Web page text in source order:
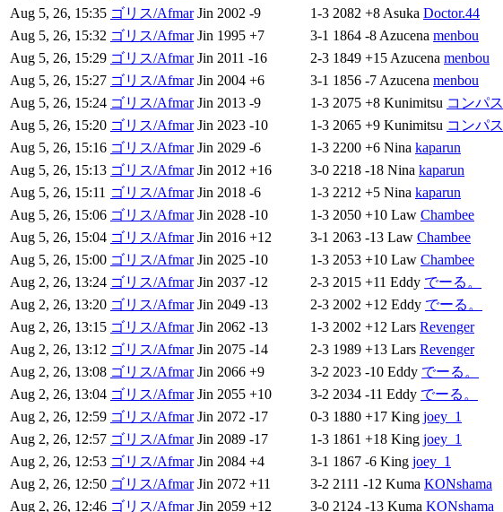
Aug 5, 26, 15:35 ゴリス/Afmar Jin 2002 -9 1-3 2082 +8 Asuka Doctor.44
Aug 5, 26, 15:32 ゴリス/Afmar Jin 1995 +7 3-1 1864 -8 Azucena menbou
Aug 5, 26, 15:29 ゴリス/Afmar Jin 2011 -16 2-3 1849 +15 Azucena menbou
Aug 5, 26, 15:27 ゴリス/Afmar Jin 2004 +6 3-1 1856 -7 Azucena menbou
Aug 5, 26, 15:24 ゴリス/Afmar Jin 2013 -9 1-3 2075 +8 Kunimitsu コンパス
Aug 5, 26, 15:20 ゴリス/Afmar Jin 2023 -10 1-3 2065 +9 Kunimitsu コンパス
Aug 5, 26, 15:16 ゴリス/Afmar Jin 2029 -6 1-3 2200 +6 Nina kaparun
Aug 5, 26, 15:13 ゴリス/Afmar Jin 2012 +16 3-0 2218 -18 Nina kaparun
Aug 5, 26, 15:11 ゴリス/Afmar Jin 2018 -6 1-3 2212 +5 Nina kaparun
Aug 5, 26, 15:06 ゴリス/Afmar Jin 2028 -10 1-3 2050 +10 Law Chambee
Aug 5, 26, 15:04 ゴリス/Afmar Jin 2016 +12 3-1 2063 -13 Law Chambee
Aug 5, 26, 15:00 ゴリス/Afmar Jin 2025 -10 1-3 2053 +10 Law Chambee
Aug 2, 26, 13:24 ゴリス/Afmar Jin 2037 -12 2-3 2015 +11 Eddy でーる。
Aug 2, 26, 13:20 ゴリス/Afmar Jin 2049 -13 2-3 2002 +12 Eddy でーる。
Aug 2, 26, 13:15 ゴリス/Afmar Jin 2062 -13 1-3 2002 +12 Lars Revenger
Aug 2, 26, 13:12 ゴリス/Afmar Jin 2075 -14 2-3 1989 +13 Lars Revenger
Aug 2, 26, 13:08 ゴリス/Afmar Jin 2066 +9 3-2 2023 -10 Eddy でーる。
Aug 2, 26, 13:04 ゴリス/Afmar Jin 2055 +10 3-2 2034 -11 Eddy でーる。
Aug 2, 26, 12:59 ゴリス/Afmar Jin 2072 -17 0-3 1880 +17 King joey_1
Aug 2, 26, 12:57 ゴリス/Afmar Jin 2089 -17 1-3 1861 +18 King joey_1
Aug 2, 26, 12:53 ゴリス/Afmar Jin 2084 +4 3-1 1867 -6 King joey_1
Aug 2, 26, 12:50 ゴリス/Afmar Jin 2072 +11 3-2 2111 -12 Kuma KONshama
Aug 2, 26, 12:46 ゴリス/Afmar Jin 2059 +12 3-0 2124 -13 Kuma KONshama